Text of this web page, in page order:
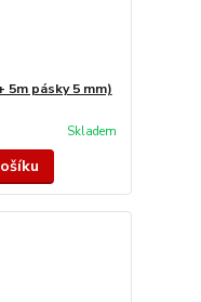
5m pásky 5 mm)
Skladem